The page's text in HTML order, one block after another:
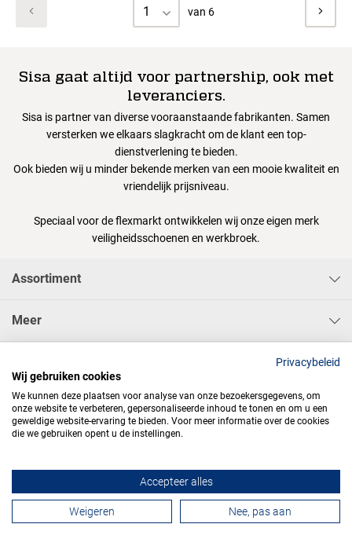
1 van 6
Sisa gaat altijd voor partnership, ook met
leveranciers.
Sisa is partner van diverse vooraanstaande fabrikanten. Samen
versterken we elkaars slagkracht om de klant een top-
dienstverlening te bieden.
Ook bieden wij u minder bekende merken van een mooie kwaliteit en
vriendelijk prijsniveau.
Speciaal voor de flexmarkt ontwikkelen wij onze eigen merk
veiligheidsschoenen en werkbroek.
Assortiment
Meer
Algemene voorwaarden Privacy Webdesign
Contactformulier
Privacybeleid
Wij gebruiken cookies
We kunnen deze plaatsen voor analyse van onze bezoekersgegevens, om
onze website te verbeteren, gepersonaliseerde inhoud te tonen en om u een
geweldige website-ervaring te bieden. Voor meer informatie over de cookies
die we gebruiken opent u de instellingen.
Accepteer alles
Weigeren Nee, pas aan